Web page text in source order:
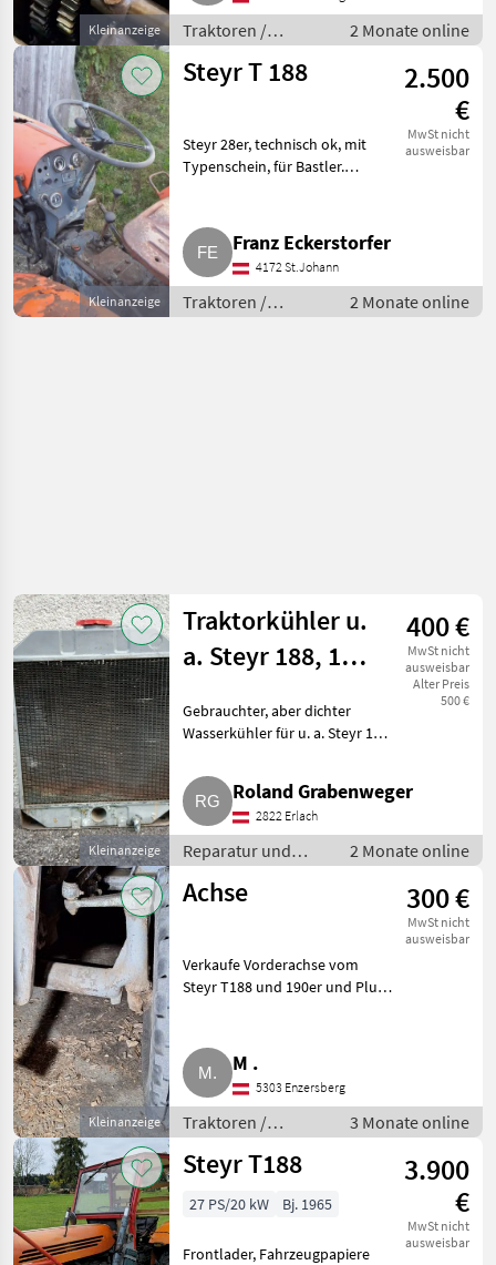
Kleinanzeige
Traktoren /
Standard
Traktoren
2 Monate online
Kleinanzeige
Steyr T 188
2.500
€
MwSt nicht
ausweisbar
Steyr 28er, technisch ok, mit
Typenschein, für Bastler.
Franz Eckerstorfer
4172 St.Johann
Traktoren /
Standard
2 Monate online
Kleinanzeige
Traktorkühler u.
a. Steyr 188, 190,
400 €
MwSt nicht
ausweisbar
Alter Preis
500 €
Gebrauchter, aber dichter
Wasserkühler für u. a. Steyr 188,
ältere Modell sein, da er auch
einen Durchlass für eine
Starterkurbel hat. Re
Roland Grabenweger
2822 Erlach
Reparatur und
Ersatzteile /
Sonstige Reparatur
2 Monate online
Kleinanzeige
Achse 300 €
MwSt nicht
ausweisbar
Verkaufe Vorderachse vom
Steyr T188 und 190er und Plus
M .
5303 Enzersberg
Traktoren /
Standard
Traktoren
3 Monate online
Steyr T188
3.900
€
MwSt nicht
ausweisbar
27 PS/20 kW Bj. 1965
Frontlader, Fahrzeugpapiere